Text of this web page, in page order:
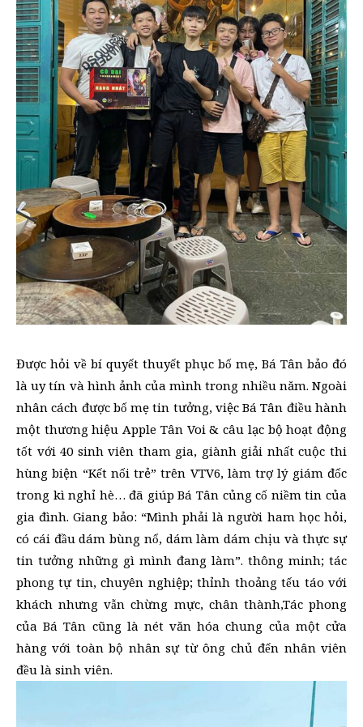
Được hỏi về bí quyết thuyết phục bố mẹ, Bá Tân bảo đó
là uy tín và hình ảnh của mình trong nhiều năm. Ngoài
nhân cách được bố mẹ tin tưởng, việc Bá Tân điều hành
một thương hiệu Apple Tân Voi & câu lạc bộ hoạt động
tốt với 40 sinh viên tham gia, giành giải nhất cuộc thi
hùng biện “Kết nối trẻ” trên VTV6, làm trợ lý giám đốc
trong kì nghỉ hè… đã giúp Bá Tân củng cố niềm tin của
gia đình. Giang bảo: “Mình phải là người ham học hỏi,
có cái đầu dám bùng nổ, dám làm dám chịu và thực sự
tin tưởng những gì mình đang làm”. thông minh; tác
phong tự tin, chuyên nghiệp; thỉnh thoảng tếu táo với
khách nhưng vẫn chừng mực, chân thành,Tác phong
của Bá Tân cũng là nét văn hóa chung của một cửa
hàng với toàn bộ nhân sự từ ông chủ đến nhân viên
đều là sinh viên.